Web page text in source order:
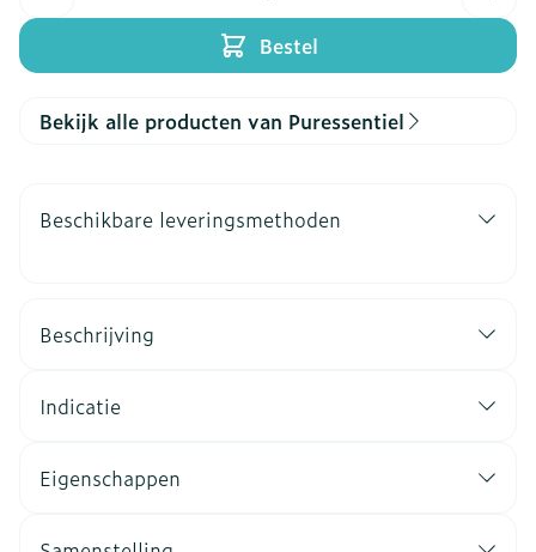
Bestel
Bekijk alle producten van Puressentiel
Beschikbare leveringsmethoden
Beschrijving
Indicatie
Eigenschappen